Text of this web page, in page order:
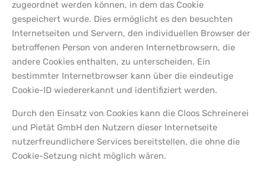
zugeordnet werden können, in dem das Cookie
gespeichert wurde. Dies ermöglicht es den besuchten
Internetseiten und Servern, den individuellen Browser der
betroffenen Person von anderen Internetbrowsern, die
andere Cookies enthalten, zu unterscheiden. Ein
bestimmter Internetbrowser kann über die eindeutige
Cookie-ID wiedererkannt und identifiziert werden.
Durch den Einsatz von Cookies kann die Cloos Schreinerei
und Pietät GmbH den Nutzern dieser Internetseite
nutzerfreundlichere Services bereitstellen, die ohne die
Cookie-Setzung nicht möglich wären.